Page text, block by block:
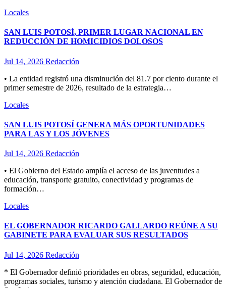
Locales
SAN LUIS POTOSÍ, PRIMER LUGAR NACIONAL EN
REDUCCIÓN DE HOMICIDIOS DOLOSOS
Jul 14, 2026 Redacción
• La entidad registró una disminución del 81.7 por ciento durante el
primer semestre de 2026, resultado de la estrategia…
Locales
SAN LUIS POTOSÍ GENERA MÁS OPORTUNIDADES
PARA LAS Y LOS JÓVENES
Jul 14, 2026 Redacción
• El Gobierno del Estado amplía el acceso de las juventudes a
educación, transporte gratuito, conectividad y programas de
formación…
Locales
EL GOBERNADOR RICARDO GALLARDO REÚNE A SU
GABINETE PARA EVALUAR SUS RESULTADOS
Jul 14, 2026 Redacción
* El Gobernador definió prioridades en obras, seguridad, educación,
programas sociales, turismo y atención ciudadana. El Gobernador de